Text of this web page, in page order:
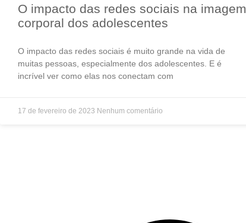
O impacto das redes sociais na imagem
corporal dos adolescentes
O impacto das redes sociais é muito grande na vida de
muitas pessoas, especialmente dos adolescentes. E é
incrível ver como elas nos conectam com
17 de fevereiro de 2023 Nenhum comentário